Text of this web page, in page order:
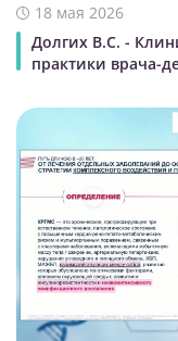
18 мая 2026
Долгих В.С. -
практики врача-